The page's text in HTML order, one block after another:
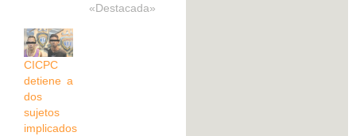
«Destacada»
CICPC
detiene a
dos
sujetos
implicados